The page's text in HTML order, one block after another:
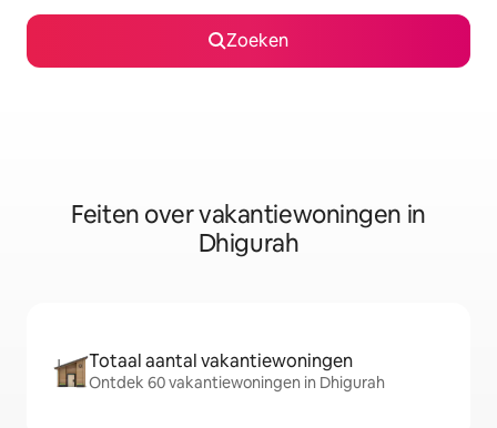
Zoeken
Feiten over vakantiewoningen in
Dhigurah
Totaal aantal vakantiewoningen
Ontdek 60 vakantiewoningen in Dhigurah